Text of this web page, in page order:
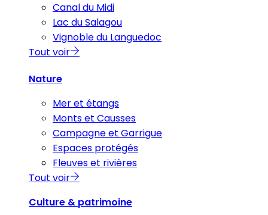
Canal du Midi
Lac du Salagou
Vignoble du Languedoc
Tout voir
Nature
Mer et étangs
Monts et Causses
Campagne et Garrigue
Espaces protégés
Fleuves et rivières
Tout voir
Culture & patrimoine